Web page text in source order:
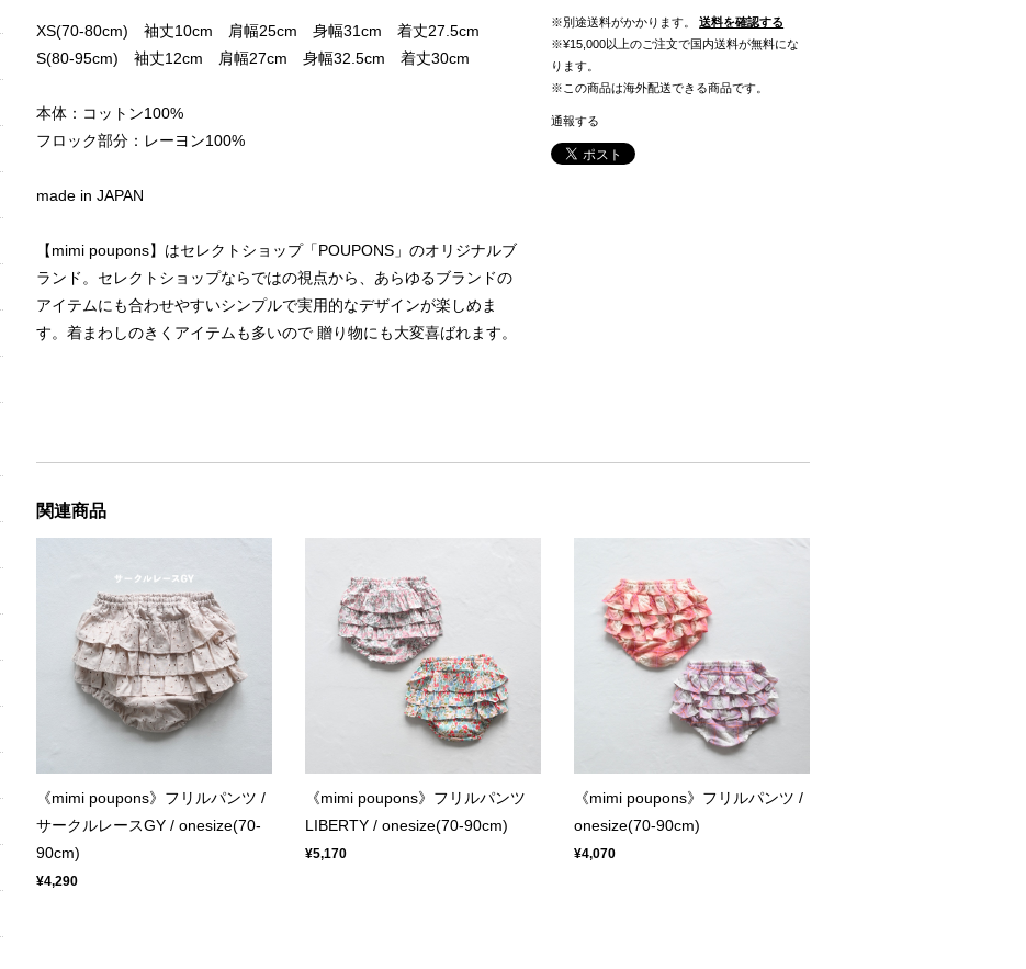
XS(70-80cm) 袖丈10cm 肩幅25cm 身幅31cm 着丈27.5cm
S(80-95cm) 袖丈12cm 肩幅27cm 身幅32.5cm 着丈30cm
本体：コットン100%
フロック部分：レーヨン100%
made in JAPAN
【mimi poupons】はセレクトショップ「POUPONS」のオリジナルブ
ランド。セレクトショップならではの視点から、あらゆるブランドの
アイテムにも合わせやすいシンプルで実用的なデザインが楽しめま
す。着まわしのきくアイテムも多いので 贈り物にも大変喜ばれます。
※別途送料がかかります。
送料を確認する
※¥15,000以上のご注文で国内送料が無料にな
ります。
※この商品は海外配送できる商品です。
通報する
関連商品
《mimi poupons》フリルパンツ /
サークルレースGY / onesize(70-
90cm)
¥4,290
《mimi poupons》フリルパンツ
LIBERTY / onesize(70-90cm)
¥5,170
《mimi poupons》フリルパンツ /
onesize(70-90cm)
¥4,070